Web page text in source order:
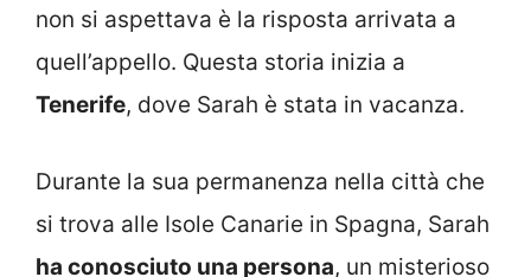
non si aspettava è la risposta arrivata a
quell’appello. Questa storia inizia a
Tenerife, dove Sarah è stata in vacanza.
Durante la sua permanenza nella città che
si trova alle Isole Canarie in Spagna, Sarah
ha conosciuto una persona, un misterioso